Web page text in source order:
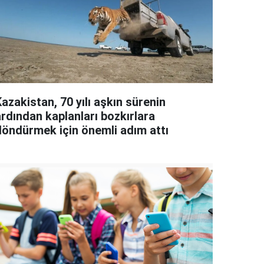
70 yılı aşkın sürenin
kaplanları bozkırlara
için önemli adım attı